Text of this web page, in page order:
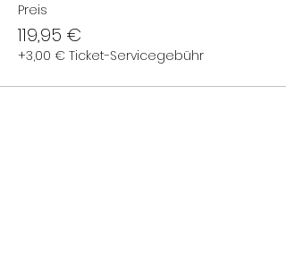
Werk darf selbstverständlich mit nach
Hause genommen werden. Die
genaue Adresse wird nach der
Buchung bekannt gegeben. Der Kurs
kann von höchsten zwei Personen
Preis
119,95 €
+3,00 € Ticket-Servicegebühr